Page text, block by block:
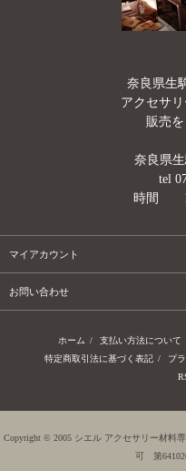
奈良県生
アクセサ
販売を
奈良県
tel
時間 13
マイアカウント
お問い合わせ
ホーム / 支払い方法について
特定商取引法に基づく表記 / プ
Copyright © 2005 シエル アクセサリー材料専
可 第